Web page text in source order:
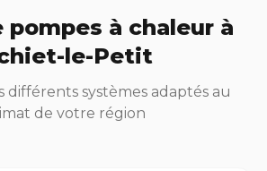
pompes à chaleur à
le-Petit
différents systèmes adaptés au
de votre région